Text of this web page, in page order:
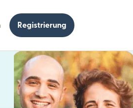
Registrierung